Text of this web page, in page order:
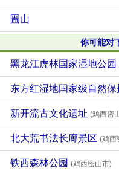
圌山
你可能对
黑龙江虎林国家湿地公园
东方红湿地国家级自然保
新开流古文化遗址 (鸡西密
北大荒书法长廊景区 (鸡西
铁西森林公园 (鸡西密山市)